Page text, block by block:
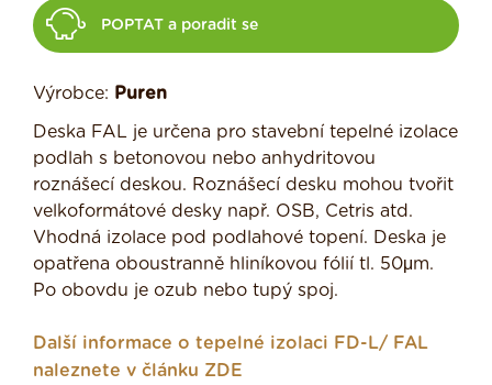
POPTAT a poradit se
Výrobce: Puren
Deska FAL je určena pro stavební tepelné izolace
podlah s betonovou nebo anhydritovou
roznášecí deskou. Roznášecí desku mohou tvořit
velkoformátové desky např. OSB, Cetris atd.
Vhodná izolace pod podlahové topení. Deska je
opatřena oboustranně hliníkovou fólií tl. 50μm.
Po obovdu je ozub nebo tupý spoj.
Další informace o tepelné izolaci FD-L/ FAL
naleznete v článku ZDE